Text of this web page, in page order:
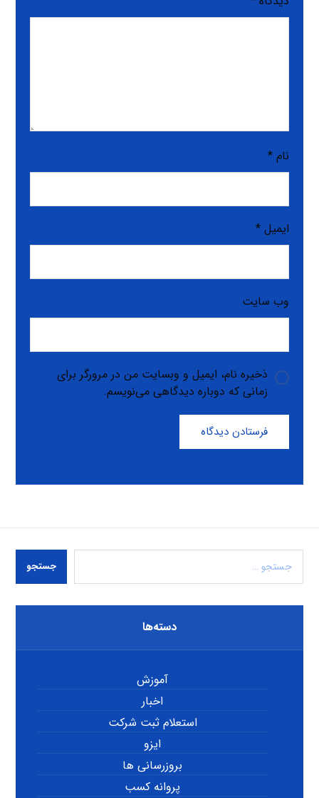
نام*
ایمیل*
وب‌ سایت
ذخیره نام، ایمیل و وبسایت من در مرورگر برای
زمانی که دوباره دیدگاهی می‌نویسم.
فرستادن دیدگاه
جستجو
دسته‌ها
آموزش
اخبار
استعلام ثبت شرکت
ایزو
بروزرسانی ها
پروانه کسب